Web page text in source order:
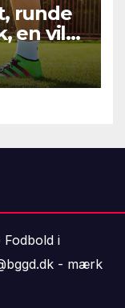
runde
en vild
i
- mærk